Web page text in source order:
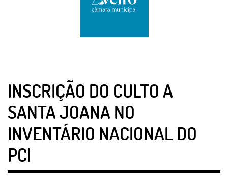
INSCRIÇÃO DO CULTO A
SANTA JOANA NO
INVENTÁRIO NACIONAL DO
PCI